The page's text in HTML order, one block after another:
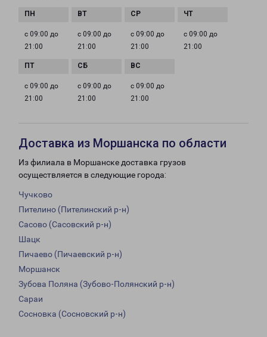
с 09:00 до
21:00
с 09:00 до
21:00
с 09:00 до
21:00
с 09:00 до
21:00
с 09:00 до
21:00
с 09:00 до
21:00
с 09:00 до
21:00
Доставка из Моршанска по области
Из филиала в Моршанске доставка грузов
осуществляется в следующие города:
Чучково
Пителино (Пителинский р-н)
Сасово (Сасовский р-н)
Шацк
Пичаево (Пичаевский р-н)
Моршанск
Зубова Поляна (Зубово-Полянский р-н)
Сараи
Сосновка (Сосновский р-н)